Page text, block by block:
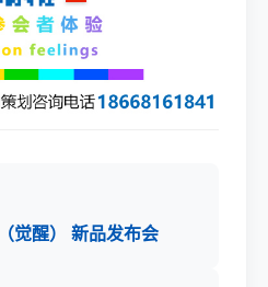
觉醒） 新品发布会